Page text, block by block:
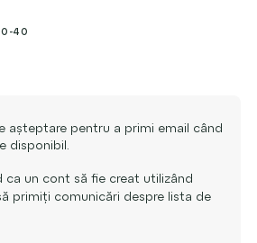
40
așteptare pentru a primi email când
disponibil.
ca un cont să fie creat utilizând
primiți comunicări despre lista de